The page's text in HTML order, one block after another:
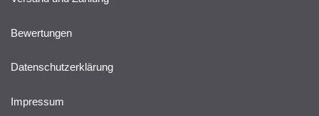
Bewertungen
Datenschutzerklärung
Impressum